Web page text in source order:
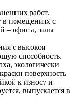
работ.
в помещениях с
– офисы, залы
с высокой
способность,
экологически
поверхность
к износу и
выпускается в